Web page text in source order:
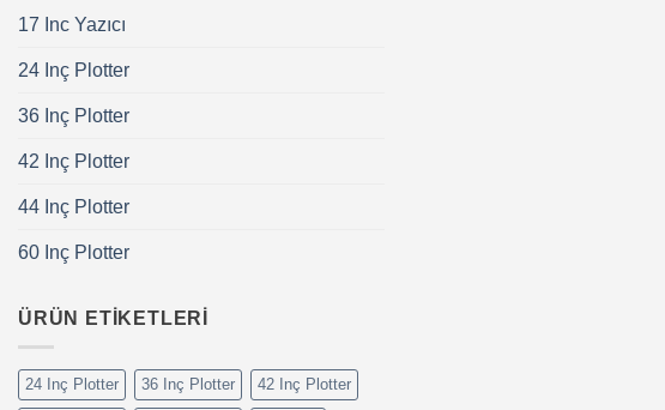
17 Inc Yazıcı
24 Inç Plotter
36 Inç Plotter
42 Inç Plotter
44 Inç Plotter
60 Inç Plotter
ÜRÜN ETIKETLERI
24 Inç Plotter 36 Inç Plotter 42 Inç Plotter